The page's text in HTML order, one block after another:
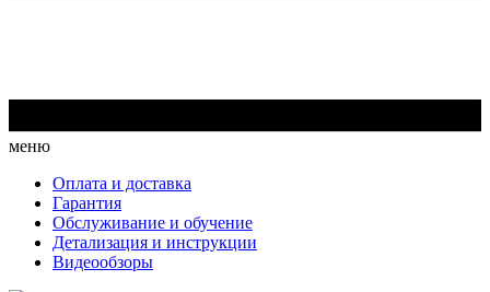
меню
Оплата и доставка
Гарантия
Обслуживание и обучение
Детализация и инструкции
Видеообзоры